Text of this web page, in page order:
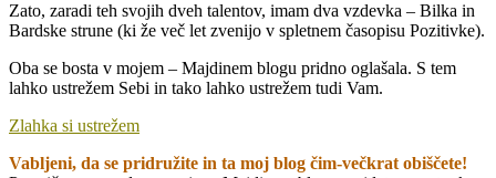
Zato, zaradi teh svojih dveh talentov, imam dva vzdevka – Bilka in
Bardske strune (ki že več let zvenijo v spletnem časopisu Pozitivke).
Oba se bosta v mojem – Majdinem blogu pridno oglašala. S tem
lahko ustrežem Sebi in tako lahko ustrežem tudi Vam.
Zlahka si ustrežem
Vabljeni, da se pridružite in ta moj blog čim-večkrat obiščete!